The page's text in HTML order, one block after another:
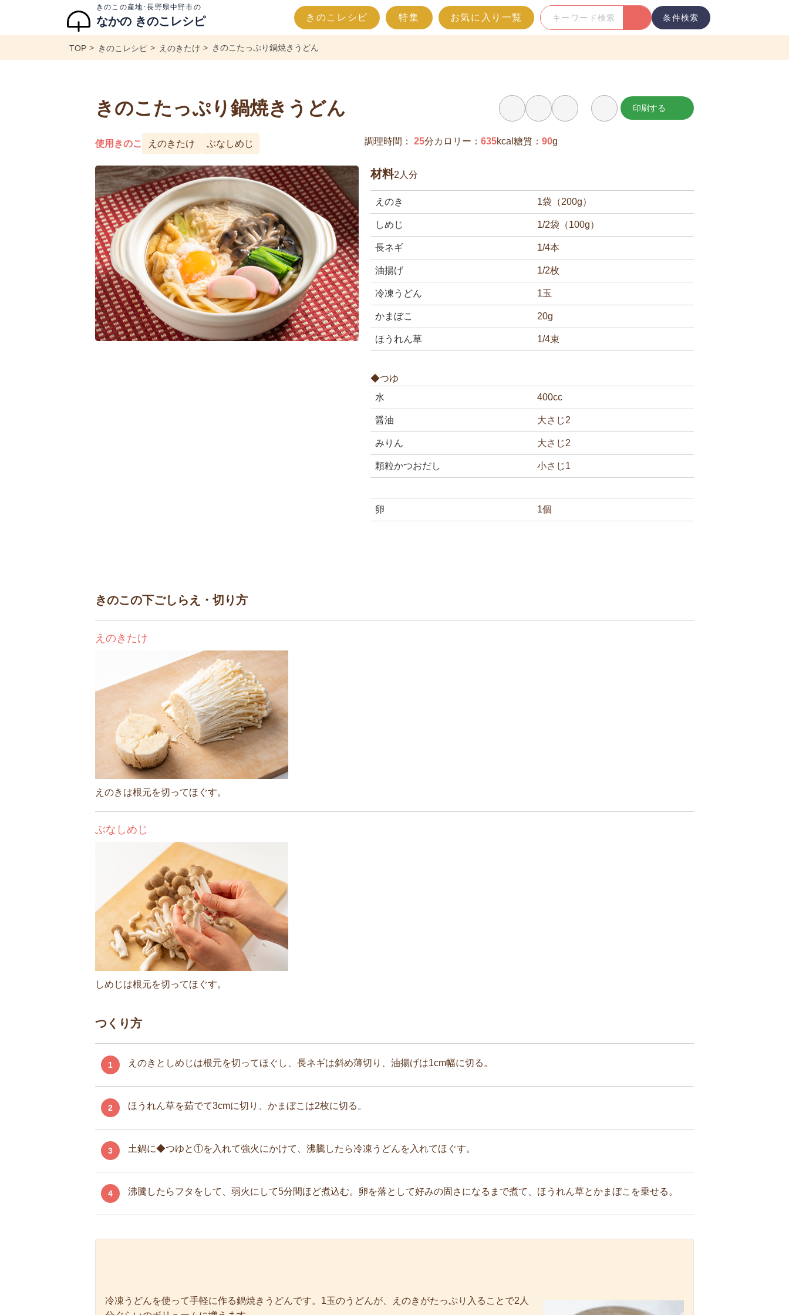
きのこの産地･長野県中野市の
なかの きのこレシピ きのこレシピ 特集 お気に入り一覧
キ
検
条件検索
TOP きのこレシピ えのきたけ きのこたっぷり鍋焼きうどん
気
印刷する
きのこたっぷり鍋焼きうどん
使用きのこ えのきたけ ぶなしめじ 調理時間： 25分カロリー： 635kcal 糖質： 90g
材料2人分
えのき 1袋（200g）
しめじ 1/2袋（100g）
長ネギ 1/4本
油揚げ 1/2枚
冷凍うどん 1玉
かまぼこ 20g
ほうれん草 1/4束
◆つゆ
水
400cc
醤油 大さじ2
みりん 大さじ2
顆粒かつおだし 小さじ1
卵 1個
きのこの下ごしらえ・切り方
えのきたけ
えのきは根元を切ってほぐす。
ぶなしめじ
しめじは根元を切ってほぐす。
つくり方
1 えのきとしめじは根元を切ってほぐし、長ネギは斜め薄切り、油揚げは1cm幅に切る。
2 ほうれん草を茹でて3cmに切り、かまぼこは2枚に切る。
3 土鍋に◆つゆと①を入れて強火にかけて、沸騰したら冷凍うどんを入れてほぐす。
4 沸騰したらフタをして、弱火にして5分間ほど煮込む。卵を落として好みの固さになるまで煮て、ほうれん草とかまぼこを乗せる。
冷凍うどんを使って手軽に作る鍋焼きうどんです。1玉のうどんが、えのきがたっぷり入ることで2人